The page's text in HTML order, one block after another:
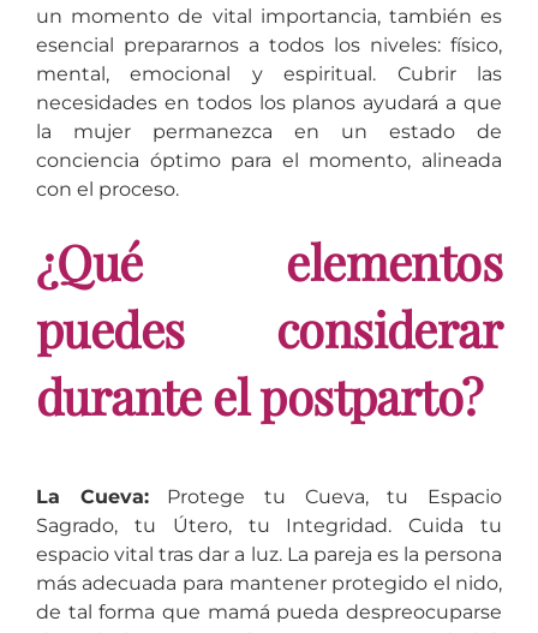
un momento de vital importancia, también es
esencial prepararnos a todos los niveles: físico,
mental, emocional y espiritual. Cubrir las
necesidades en todos los planos ayudará a que
la mujer permanezca en un estado de
conciencia óptimo para el momento, alineada
con el proceso.
¿Qué elementos
puedes considerar
durante el postparto?
La Cueva:Protege tu Cueva, tu Espacio
Sagrado, tu Útero, tu Integridad. Cuida tu
espacio vital tras dar a luz. La pareja es la persona
más adecuada para mantener protegido el nido,
de tal forma que mamá pueda despreocuparse